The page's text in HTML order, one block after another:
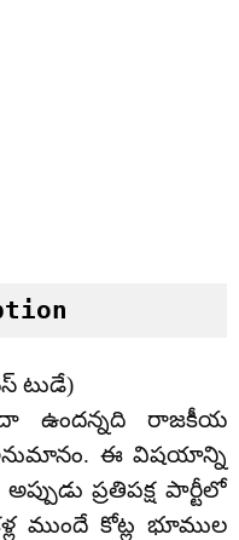
టుడే)
ఉందన్నది రాజకీయ
ఈ విషయాన్ని
ప్రతిపక్ష పార్టీలో
ముందే కోట్ల భూముల